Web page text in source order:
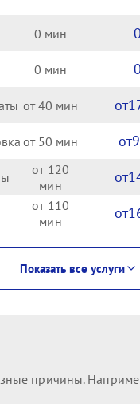
0 0
0 0
40
50
120
110
Показать все услуги
причины.